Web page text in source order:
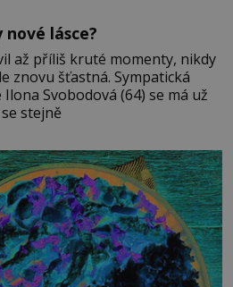
lásce?
až příliš kruté momenty, nikdy
šťastná. Sympatická
Svobodová (64) se má už
stejně